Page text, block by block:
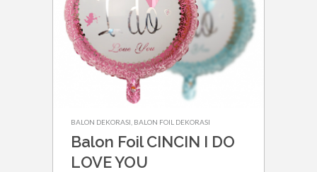
BALON DEKORASI BALON FOIL DEKORASI
Balon Foil CINCIN I DO
LOVE YOU